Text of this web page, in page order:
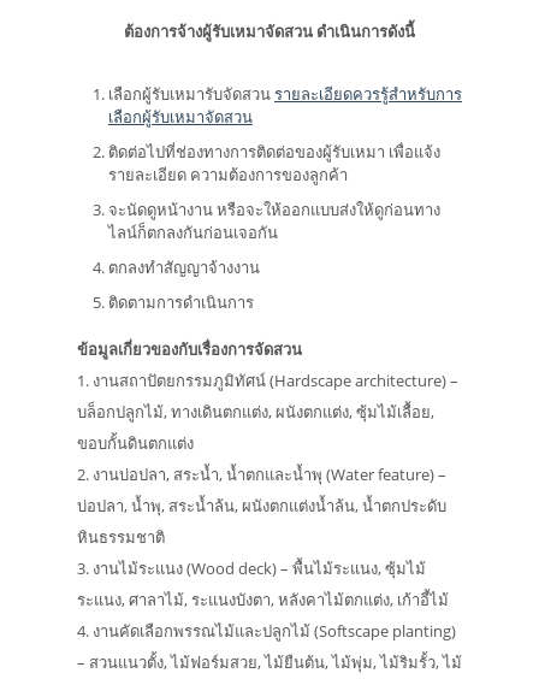
ต้องการจ้างผู้รับเหมาจัดสวน ดำเนินการดังนี้
เลือกผู้รับเหมารับจัดสวนรายละเอียดควรรู้สำหรับการ
เลือกผู้รับเหมาจัดสวน
ติดต่อไปที่ช่องทางการติดต่อของผู้รับเหมา เพื่อแจ้ง
รายละเอียด ความต้องการของลูกค้า
จะนัดดูหน้างาน หรือจะให้ออกแบบส่งให้ดูก่อนทาง
ไลน์ก็ตกลงกันก่อนเจอกัน
ตกลงทำสัญญาจ้างงาน
ติดตามการดำเนินการ
ข้อมูลเกี่ยวของกับเรื่องการจัดสวน
1. งานสถาปัตยกรรมภูมิทัศน์ (Hardscape architecture) –
บล็อกปลูกไม้, ทางเดินตกแต่ง, ผนังตกแต่ง, ซุ้มไม้เลื้อย,
ขอบกั้นดินตกแต่ง
2. งานบ่อปลา, สระน้ำ, น้ำตกและน้ำพุ (Water feature) –
บ่อปลา, น้ำพุ, สระน้ำล้น, ผนังตกแต่งน้ำล้น, น้ำตกประดับ
หินธรรมชาติ
3. งานไม้ระแนง (Wood deck) – พื้นไม้ระแนง, ซุ้มไม้
ระแนง, ศาลาไม้, ระแนงบังตา, หลังคาไม้ตกแต่ง, เก้าอี้ไม้
4. งานคัดเลือกพรรณไม้และปลูกไม้ (Softscape planting)
– สวนแนวตั้ง, ไม้ฟอร์มสวย, ไม้ยืนต้น, ไม้พุ่ม, ไม้ริมรั้ว, ไม้